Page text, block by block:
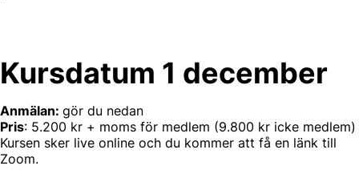
Kursdatum 1 december
Anmälan: gör du nedan
Pris: 5.200 kr + moms för medlem (9.800 kr icke medlem)
Kursen sker live online och du kommer att få en länk till
Zoom.